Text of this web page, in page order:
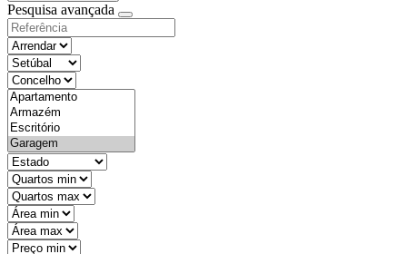
Pesquisa avançada
objective
districtId
countyId
types
state
mintypo
maxtypo
minarea
maxarea
minprice